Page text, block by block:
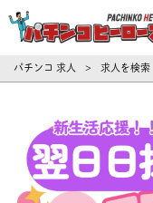
パチンコ 求人 > 求人を検索